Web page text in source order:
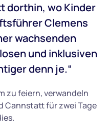
dorthin, wo Kinder
Clemens
wachsenden
und inklusiven
denn je.“
zu feiern, verwandeln
Cannstatt für zwei Tage